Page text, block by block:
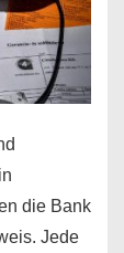
die Bank
Jede